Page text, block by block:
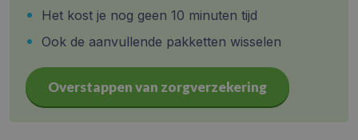
Het kost je nog geen 10 minuten tijd
Ook de aanvullende pakketten wisselen
Overstappen van zorgverzekering